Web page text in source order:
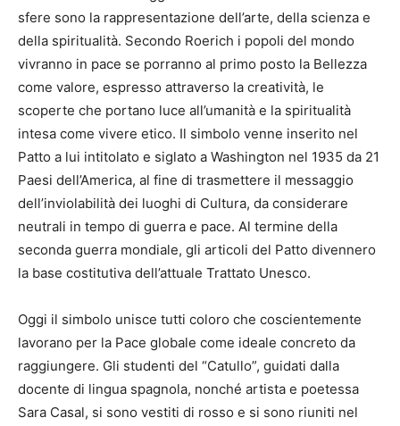
sfere sono la rappresentazione dell’arte, della scienza e
della spiritualità. Secondo Roerich i popoli del mondo
vivranno in pace se porranno al primo posto la Bellezza
come valore, espresso attraverso la creatività, le
scoperte che portano luce all’umanità e la spiritualità
intesa come vivere etico. Il simbolo venne inserito nel
Patto a lui intitolato e siglato a Washington nel 1935 da 21
Paesi dell’America, al fine di trasmettere il messaggio
dell’inviolabilità dei luoghi di Cultura, da considerare
neutrali in tempo di guerra e pace. Al termine della
seconda guerra mondiale, gli articoli del Patto divennero
la base costitutiva dell’attuale Trattato Unesco.
Oggi il simbolo unisce tutti coloro che coscientemente
lavorano per la Pace globale come ideale concreto da
raggiungere. Gli studenti del “Catullo”, guidati dalla
docente di lingua spagnola, nonché artista e poetessa
Sara Casal, si sono vestiti di rosso e si sono riuniti nel